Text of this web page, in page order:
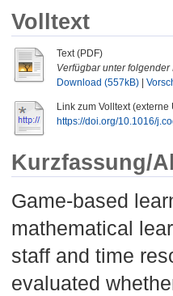
Volltext
Text (PDF)
Verfügbar unter folgender
Download (557kB)
Link zum Volltext (externe
https://doi.org/10.1016/
Kurzfassung/
Game-based
mathematical
staff and time
evaluated